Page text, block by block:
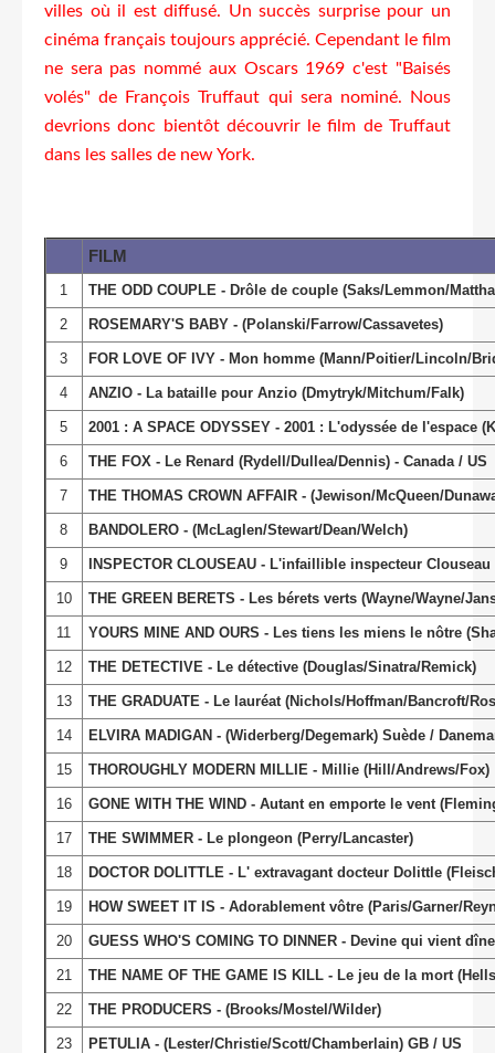
villes où il est diffusé. Un succès surprise pour un
cinéma français toujours apprécié. Cependant le film
ne sera pas nommé aux Oscars 1969 c'est "Baisés
volés" de François Truffaut qui sera nominé. Nous
devrions donc bientôt découvrir le film de Truffaut
dans les salles de new York.
FILM
1 THE ODD COUPLE - Drôle de couple (Saks/Lemmon/
2 ROSEMARY'S BABY - (Polanski/Farrow/Cassavetes)
3 FOR LOVE OF IVY - Mon homme (Mann/Poitier/Lincoln/
4 ANZIO - La bataille pour Anzio (Dmytryk/Mitchum/Falk)
5 2001 : A SPACE ODYSSEY - 2001 : L'odyssée de l'espace
6 THE FOX - Le Renard (Rydell/Dullea/Dennis) - Canada / US
7 THE THOMAS CROWN AFFAIR - (Jewison/McQueen/
8 BANDOLERO - (McLaglen/Stewart/Dean/Welch)
9 INSPECTOR CLOUSEAU - L'infaillible inspecteur
10 THE GREEN BERETS - Les bérets verts (Wayne/Wayne/
11 YOURS MINE AND OURS - Les tiens les miens le nôtre
12 THE DETECTIVE - Le détective (Douglas/Sinatra/Remick)
13 THE GRADUATE - Le lauréat (Nichols/Hoffman/Bancroft/
14 ELVIRA MADIGAN - (Widerberg/Degemark) Suède /
15 THOROUGHLY MODERN MILLIE - Millie (Hill/Andrews/Fox)
16 GONE WITH THE WIND - Autant en emporte le vent
17 THE SWIMMER - Le plongeon (Perry/Lancaster)
18 DOCTOR DOLITTLE - L' extravagant docteur Dolittle
19 HOW SWEET IT IS - Adorablement vôtre (Paris/Garner/
20 GUESS WHO'S COMING TO DINNER - Devine qui vient
21 THE NAME OF THE GAME IS KILL - Le jeu de la mort
22 THE PRODUCERS - (Brooks/Mostel/Wilder)
23 PETULIA - (Lester/Christie/Scott/Chamberlain) GB / US